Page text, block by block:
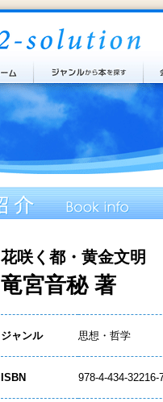
花咲く都・黄金文明
竜宮音秘 著
ジャンル 思想・哲学
ISBN 978-4-434-32216-